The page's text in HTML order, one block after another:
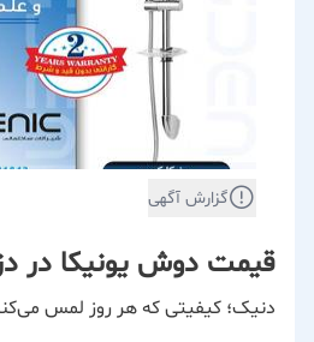
گزارش آگهی
قیمت دوش یونیکا در
دنیک؛ کیفیتی که هر روز لمس